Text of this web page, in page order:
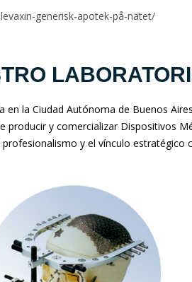
generisk-apotek-på-nätet/
la Ciudad Autónoma de Buenos
y comercializar Dispositivos
y el vínculo estratégico